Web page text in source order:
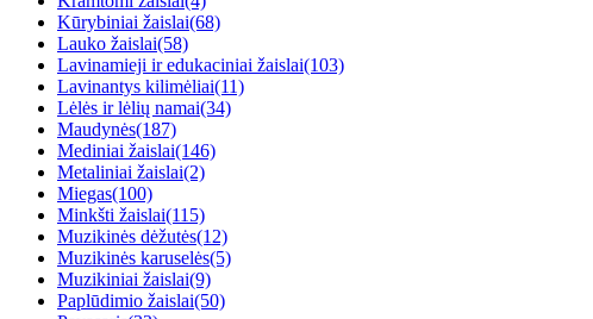
Kūrybiniai žaislai(68)
Lauko žaislai(58)
Lavinamieji ir edukaciniai žaislai(103)
Lavinantys kilimėliai(11)
Lėlės ir lėlių namai(34)
Maudynės(187)
Mediniai žaislai(146)
Metaliniai žaislai(2)
Miegas(100)
Minkšti žaislai(115)
Muzikinės dėžutės(12)
Muzikinės karuselės(5)
Muzikiniai žaislai(9)
Paplūdimio žaislai(50)